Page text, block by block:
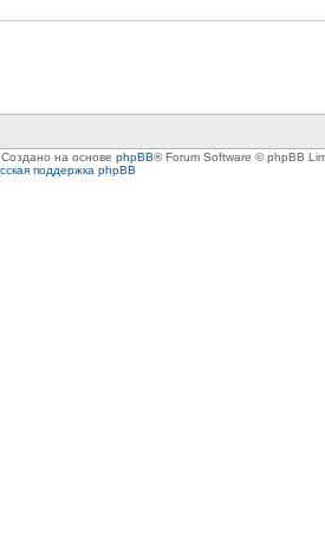
Создано на основе phpBB® Forum Software © phpBB
поддержка phpBB